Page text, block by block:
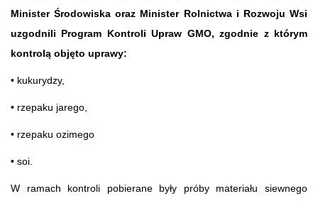
Minister Środowiska oraz Minister Rolnictwa i Rozwoju Wsi
uzgodnili Program Kontroli Upraw GMO, zgodnie z którym
kontrolą objęto uprawy:
• kukurydzy,
• rzepaku jarego,
• rzepaku ozimego
• soi.
W ramach kontroli pobierane były próby materiału siewnego